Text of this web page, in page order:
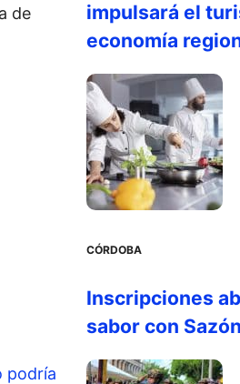
de
podría
impulsará el
economía
CÓRDOBA
Inscripciones
sabor con